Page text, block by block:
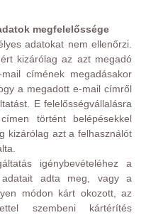
megfelelőssége
adatokat nem ellenőrzi.
kizárólag az azt megadó
címének megadásakor
a megadott e-mail címről
E felelősségvállalásra
történt belépésekkel
kizárólag azt a felhasználót
igénybevételéhez a
adta meg, vagy a
módon kárt okozott, az
szembeni kártérítés